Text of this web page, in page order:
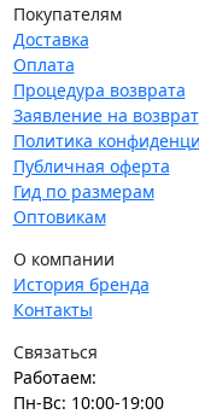
Покупателям
Доставка
Оплата
Процедура возврата
Заявление на возврат
Политика
Публичная оферта
Гид по размерам
Оптовикам
О компании
История бренда
Контакты
Связаться
Работаем:
Пн-Вс: 10:00-19:00